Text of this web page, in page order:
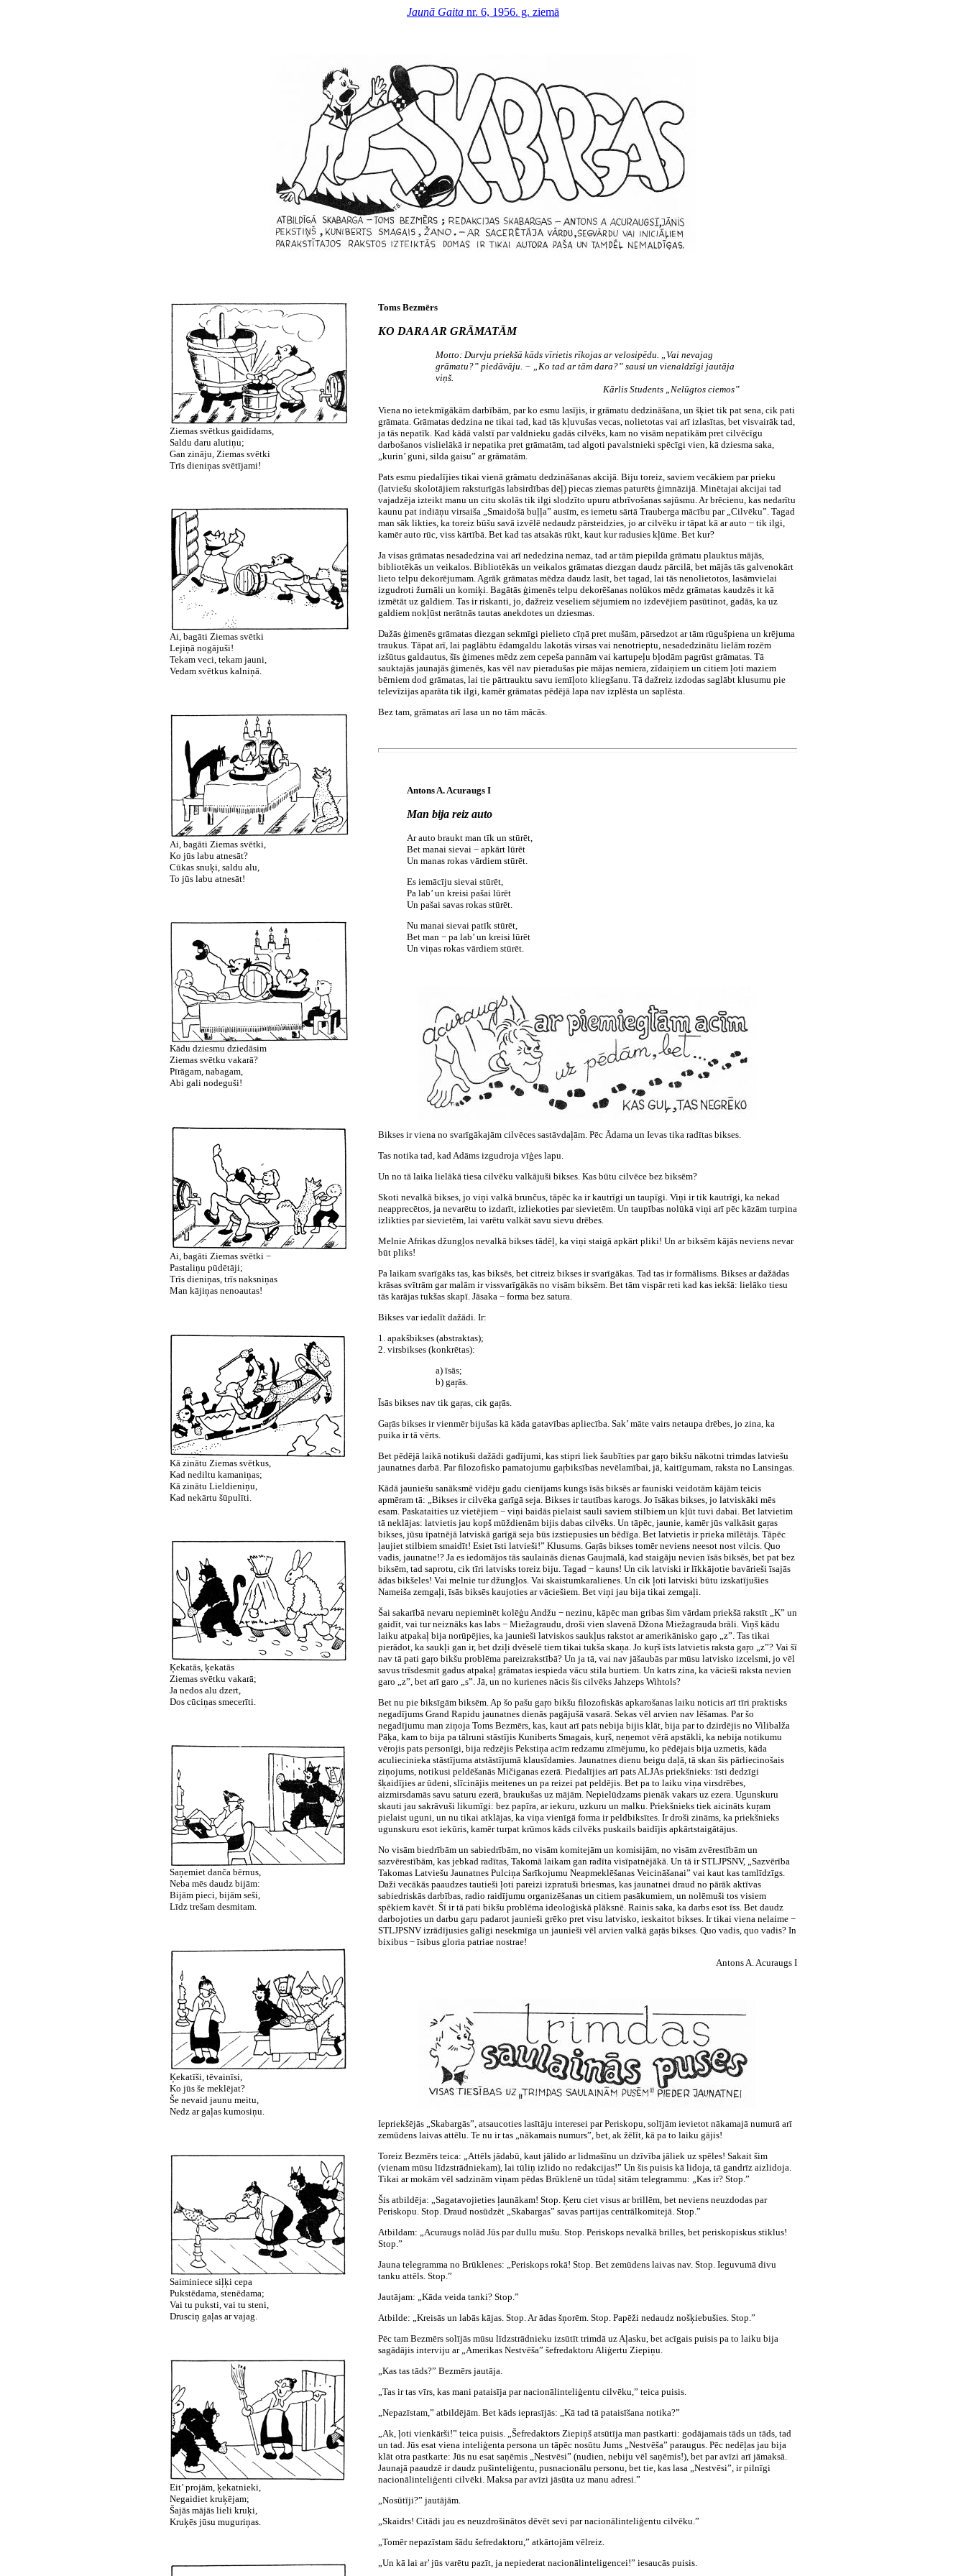
Jaunā Gaita nr. 6, 1956. g. ziemā
Ziemas svētkus gaidīdams,
Saldu daru alutiņu;
Gan zināju, Ziemas svētki
Trīs dieniņas svētījami!
Ai, bagāti Ziemas svētki
Lejiņā nogājuši!
Tekam veci, tekam jauni,
Vedam svētkus kalniņā.
Ai, bagāti Ziemas svētki,
Ko jūs labu atnesāt?
Cūkas snuķi, saldu alu,
To jūs labu atnesāt!
Kādu dziesmu dziedāsim
Ziemas svētku vakarā?
Pīrāgam, nabagam,
Abi gali nodeguši!
Ai, bagāti Ziemas svētki −
Pastaliņu pūdētāji;
Trīs dieniņas, trīs naksniņas
Man kājiņas nenoautas!
Kā zinātu Ziemas svētkus,
Kad nediltu kamaniņas;
Kā zinātu Lieldieniņu,
Kad nekārtu šūpulīti.
Ķekatās, ķekatās
Ziemas svētku vakarā;
Ja nedos alu dzert,
Dos cūciņas smecerīti.
Saņemiet danča bērnus,
Neba mēs daudz bijām:
Bijām pieci, bijām seši,
Līdz trešam desmitam.
Ķekatīši, tēvainīsi,
Ko jūs še meklējat?
Še nevaid jaunu meitu,
Nedz ar gaļas kumosiņu.
Saiminiece siļķi cepa
Pukstēdama, stenēdama;
Vai tu puksti, vai tu steni,
Drusciņ gaļas ar vajag.
Eit’ projām, ķekatnieki,
Negaidiet kruķējam;
Šajās mājās lieli kruķi,
Kruķēs jūsu muguriņas.
Toms Bezmērs
KO DARA AR GRĀMATĀM
Motto: Durvju priekšā kāds vīrietis rīkojas ar velosipēdu. „Vai nevajag
grāmatu?” piedāvāju. − „Ko tad ar tām dara?” sausi un vienaldzīgi jautāja
viņš.
Kārlis Students „Nelūgtos ciemos”
Viena no ietekmīgākām darbībām, par ko esmu lasījis, ir grāmatu dedzināšana, un šķiet tik pat sena, cik pati
grāmata. Grāmatas dedzina ne tikai tad, kad tās kļuvušas vecas, nolietotas vai arī izlasītas, bet visvairāk tad,
ja tās nepatīk. Kad kādā valstī par valdnieku gadās cilvēks, kam no visām nepatikām pret cilvēcīgu
darbošanos vislielākā ir nepatika pret grāmatām, tad algoti pavalstnieki spēcīgi vien, kā dziesma saka,
„kurin’ guni, silda gaisu” ar grāmatām.
Pats esmu piedalījies tikai vienā grāmatu dedzināšanas akcijā. Biju toreiz, saviem vecākiem par prieku
(latviešu skolotājiem raksturīgās labsirdības dēļ) piecas ziemas paturēts ģimnāzijā. Minētajai akcijai tad
vajadzēja izteikt manu un citu skolās tik ilgi slodzīto upuru atbrīvošanas sajūsmu. Ar brēcienu, kas nedarītu
kaunu pat indiāņu virsaiša „Smaidošā buļļa” ausīm, es iemetu sārtā Trauberga mācību par „Cilvēku”. Tagad
man sāk likties, ka toreiz būšu savā izvēlē nedaudz pārsteidzies, jo ar cilvēku ir tāpat kā ar auto − tik ilgi,
kamēr auto rūc, viss kārtībā. Bet kad tas atsakās rūkt, kaut kur radusies kļūme. Bet kur?
Ja visas grāmatas nesadedzina vai arī nededzina nemaz, tad ar tām piepilda grāmatu plauktus mājās,
bibliotēkās un veikalos. Bibliotēkās un veikalos grāmatas diezgan daudz pārcilā, bet mājās tās galvenokārt
lieto telpu dekorējumam. Agrāk grāmatas mēdza daudz lasīt, bet tagad, lai tās nenolietotos, lasāmvielai
izgudroti žurnāli un komiķi. Bagātās ģimenēs telpu dekorēšanas nolūkos mēdz grāmatas kaudzēs it kā
izmētāt uz galdiem. Tas ir riskanti, jo, dažreiz veseliem sējumiem no izdevējiem pasūtinot, gadās, ka uz
galdiem nokļūst nerātnās tautas anekdotes un dziesmas.
Dažās ģimenēs grāmatas diezgan sekmīgi pielieto cīņā pret mušām, pārsedzot ar tām rūgušpiena un krējuma
traukus. Tāpat arī, lai paglābtu ēdamgaldu lakotās virsas vai nenotrieptu, nesadedzinātu lielām rozēm
izšūtus galdautus, šīs ģimenes mēdz zem cepeša pannām vai kartupeļu bļodām pagrūst grāmatas. Tā
sauktajās jaunajās ģimenēs, kas vēl nav pieradušas pie mājas nemiera, zīdaiņiem un citiem ļoti maziem
bērniem dod grāmatas, lai tie pārtrauktu savu iemīļoto kliegšanu. Tā dažreiz izdodas saglābt klusumu pie
televīzijas aparāta tik ilgi, kamēr grāmatas pēdējā lapa nav izplēsta un saplēsta.
Bez tam, grāmatas arī lasa un no tām mācās.
Antons A. Acuraugs I
Man bija reiz auto
Ar auto braukt man tīk un stūrēt,
Bet manai sievai − apkārt lūrēt
Un manas rokas vārdiem stūrēt.
Es iemācīju sievai stūrēt,
Pa lab’ un kreisi pašai lūrēt
Un pašai savas rokas stūrēt.
Nu manai sievai patīk stūrēt,
Bet man − pa lab’ un kreisi lūrēt
Un viņas rokas vārdiem stūrēt.
Bikses ir viena no svarīgākajām cilvēces sastāvdaļām. Pēc Ādama un Ievas tika radītas bikses.
Tas notika tad, kad Adāms izgudroja vīģes lapu.
Un no tā laika lielākā tiesa cilvēku valkājuši bikses. Kas būtu cilvēce bez biksēm?
Skoti nevalkā bikses, jo viņi valkā brunčus, tāpēc ka ir kautrīgi un taupīgi. Viņi ir tik kautrīgi, ka nekad
neapprecētos, ja nevarētu to izdarīt, izliekoties par sievietēm. Un taupības nolūkā viņi arī pēc kāzām turpina
izlikties par sievietēm, lai varētu valkāt savu sievu drēbes.
Melnie Afrikas džungļos nevalkā bikses tādēļ, ka viņi staigā apkārt pliki! Un ar biksēm kājās neviens nevar
būt pliks!
Pa laikam svarīgāks tas, kas biksēs, bet citreiz bikses ir svarīgākas. Tad tas ir formālisms. Bikses ar dažādas
krāsas svītrām gar malām ir vissvarīgākās no visām biksēm. Bet tām vispār reti kad kas iekšā: lielāko tiesu
tās karājas tukšas skapī. Jāsaka − forma bez satura.
Bikses var iedalīt dažādi. Ir:
1. apakšbikses (abstraktas);
2. virsbikses (konkrētas):
a) īsās;
b) gaŗās.
Īsās bikses nav tik gaŗas, cik gaŗās.
Gaŗās bikses ir vienmēr bijušas kā kāda gatavības apliecība. Sak’ māte vairs netaupa drēbes, jo zina, ka
puika ir tā vērts.
Bet pēdējā laikā notikuši dažādi gadījumi, kas stipri liek šaubīties par gaŗo bikšu nākotni trimdas latviešu
jaunatnes darbā. Par filozofisko pamatojumu gaŗbiksības nevēlamībai, jā, kaitīgumam, raksta no Lansingas.
Kādā jauniešu sanāksmē vidēju gadu cienījams kungs īsās biksēs ar fauniski veidotām kājām teicis
apmēram tā: „Bikses ir cilvēka garīgā seja. Bikses ir tautības karogs. Jo īsākas bikses, jo latviskāki mēs
esam. Paskataities uz vietējiem − viņi baidās pielaist sauli saviem stilbiem un kļūt tuvi dabai. Bet latvietim
tā neklājas: latvietis jau kopš mūždienām bijis dabas cilvēks. Un tāpēc, jaunie, kamēr jūs valkāsit gaŗas
bikses, jūsu īpatnējā latviskā garīgā seja būs izstiepusies un bēdīga. Bet latvietis ir prieka mīlētājs. Tāpēc
ļaujiet stilbiem smaidīt! Esiet īsti latvieši!” Klusums. Gaŗās bikses tomēr neviens neesot nost vilcis. Quo
vadis, jaunatne!? Ja es iedomājos tās saulainās dienas Gaujmalā, kad staigāju nevien īsās biksēs, bet pat bez
biksēm, tad saprotu, cik tīri latvisks toreiz biju. Tagad − kauns! Un cik latviski ir līkkājotie bavārieši īsajās
ādas bikšeles! Vai melnie tur džungļos. Vai skaistumkaralienes. Un cik ļoti latviski būtu izskatījušies
Nameiša zemgaļi, īsās biksēs kaujoties ar vāciešiem. Bet viņi jau bija tikai zemgaļi.
Šai sakarībā nevaru nepieminēt kolēģu Andžu − nezinu, kāpēc man gribas šim vārdam priekšā rakstīt „K” un
gaidīt, vai tur neiznāks kas labs − Miežagraudu, droši vien slavenā Džona Miežagrauda brāli. Viņš kādu
laiku atpakaļ bija norūpējies, ka jaunieši latviskos saukļus rakstot ar amerikānisko gaŗo „z”. Tas tikai
pierādot, ka saukļi gan ir, bet dziļi dvēselē tiem tikai tukša skaņa. Jo kuŗš īsts latvietis raksta gaŗo „z”? Vai šī
nav tā pati gaŗo bikšu problēma pareizrakstībā? Un ja tā, vai nav jāšaubās par mūsu latvisko izcelsmi, jo vēl
savus trīsdesmit gadus atpakaļ grāmatas iespieda vācu stila burtiem. Un katrs zina, ka vācieši raksta nevien
garo „z”, bet arī garo „s”. Jā, un no kurienes nācis šis cilvēks Jahzeps Wihtols?
Bet nu pie biksīgām biksēm. Ap šo pašu gaŗo bikšu filozofiskās apkarošanas laiku noticis arī tīri praktisks
negadījums Grand Rapidu jaunatnes dienās pagājušā vasarā. Sekas vēl arvien nav lēšamas. Par šo
negadījumu man ziņoja Toms Bezmērs, kas, kaut arī pats nebija bijis klāt, bija par to dzirdējis no Vilibalža
Pāķa, kam to bija pa tālruni stāstījis Kuniberts Smagais, kuŗš, neņemot vērā apstākli, ka nebija notikumu
vērojis pats personīgi, bija redzējis Pekstiņa acīm redzamu zīmējumu, ko pēdējais bija uzmetis, kāda
aculiecinieka stāstījuma atstāstījumā klausīdamies. Jaunatnes dienu beigu daļā, tā skan šis pārliecinošais
ziņojums, notikusi peldēšanās Mičiganas ezerā. Piedalījies arī pats ALJAs priekšnieks: īsti dedzīgi
šķaidījies ar ūdeni, slīcinājis meitenes un pa reizei pat peldējis. Bet pa to laiku viņa virsdrēbes,
aizmirsdamās savu saturu ezerā, braukušas uz mājām. Nepielūdzams pienāk vakars uz ezera. Ugunskuru
skauti jau sakrāvuši likumīgi: bez papīra, ar iekuru, uzkuru un malku. Priekšnieks tiek aicināts kuŗam
pielaist uguni, un nu tikai atklājas, ka viņa vienīgā forma ir peldbiksītes. Ir droši zināms, ka priekšnieks
ugunskuru esot iekūris, kamēr turpat krūmos kāds cilvēks puskails baidījis apkārtstaigātājus.
No visām biedrībām un sabiedrībām, no visām komitejām un komisijām, no visām zvērestībām un
sazvērestībām, kas jebkad radītas, Takomā laikam gan radīta visīpatnējākā. Un tā ir STLJPSNV, „Sazvērība
Takomas Latviešu Jaunatnes Pulciņa Sarīkojumu Neapmeklēšanas Veicināšanai” vai kaut kas tamlīdzīgs.
Daži vecākās paaudzes tautieši ļoti pareizi izpratuši briesmas, kas jaunatnei draud no pārāk aktīvas
sabiedriskās darbības, radio raidījumu organizēšanas un citiem pasākumiem, un nolēmuši tos visiem
spēkiem kavēt. Šī ir tā pati bikšu problēma ideoloģiskā plāksnē. Rainis saka, ka darbs esot īss. Bet daudz
darbojoties un darbu gaŗu padarot jaunieši grēko pret visu latvisko, ieskaitot bikses. Ir tikai viena nelaime −
STLJPSNV izrādījusies galīgi nesekmīga un jaunieši vēl arvien valkā gaŗās bikses. Quo vadis, quo vadis? In
bixibus − īsibus gloria patriae nostrae!
AntonsA. Acuraugs I
Iepriekšējās „Skabargās”, atsaucoties lasītāju interesei par Periskopu, solījām ievietot nākamajā numurā arī
zemūdens laivas attēlu. Te nu ir tas „nākamais numurs”, bet, ak žēlīt, kā pa to laiku gājis!
Toreiz Bezmērs teica: „Attēls jādabū, kaut jālido ar lidmašīnu un dzīvība jāliek uz spēles! Sakait šim
(vienam mūsu līdzstrādniekam), lai tūliņ izlido no redakcijas!” Un šis puisis kā lidoja, tā gandrīz aizlidoja.
Tikai ar mokām vēl sadzinām viņam pēdas Brūklenē un tūdaļ sitām telegrammu: „Kas ir? Stop.”
Šis atbildēja: „Sagatavojieties ļaunākam! Stop. Ķeru ciet visus ar brillēm, bet neviens neuzdodas par
Periskopu. Stop. Draud nosūdzēt „Skabargas” savas partijas centrālkomitejā. Stop.”
Atbildam: „Acuraugs nolād Jūs par dullu mušu. Stop. Periskops nevalkā brilles, bet periskopiskus stiklus!
Stop.”
Jauna telegramma no Brūklenes: „Periskops rokā! Stop. Bet zemūdens laivas nav. Stop. Ieguvumā divu
tanku attēls. Stop.”
Jautājam: „Kāda veida tanki? Stop.”
Atbilde: „Kreisās un labās kājas. Stop. Ar ādas šņorēm. Stop. Papēži nedaudz nošķiebušies. Stop.”
Pēc tam Bezmērs solījās mūsu līdzstrādnieku izsūtīt trimdā uz Aļasku, bet acīgais puisis pa to laiku bija
sagādājis interviju ar „Amerikas Nestvēša” šefredaktoru Aliģertu Ziepiņu.
„Kas tas tāds?” Bezmērs jautāja.
„Tas ir tas vīrs, kas mani pataisīja par nacionālinteliģentu cilvēku,” teica puisis.
„Nepazīstam,” atbildējām. Bet kāds ieprasījās: „Kā tad tā pataisīšana notika?”
„Ak, ļoti vienkārši!” teica puisis. „Šefredaktors Ziepiņš atsūtīja man pastkarti: godājamais tāds un tāds, tad
un tad. Jūs esat viena inteliģenta persona un tāpēc nosūtu Jums „Nestvēša” paraugus. Pēc nedēļas jau bija
klāt otra pastkarte: Jūs nu esat saņēmis „Nestvēsi” (nudien, nebiju vēl saņēmis!), bet par avīzi arī jāmaksā.
Jaunajā paaudzē ir daudz pušinteliģentu, pusnacionālu personu, bet tie, kas lasa „Nestvēsi”, ir pilnīgi
nacionālinteliģenti cilvēki. Maksa par avīzi jāsūta uz manu adresi.”
„Nosūtīji?” jautājām.
„Skaidrs! Citādi jau es neuzdrošinātos dēvēt sevi par nacionālinteliģentu cilvēku.”
„Tomēr nepazīstam šādu šefredaktoru,” atkārtojām vēlreiz.
„Un kā lai ar’ jūs varētu pazīt, ja nepiederat nacionālinteligencei!” iesaucās puisis.